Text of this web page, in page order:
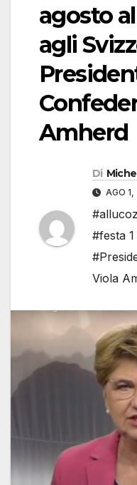
agosto
agli
Amherd
Di
AGO
#festa
Viola